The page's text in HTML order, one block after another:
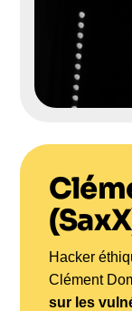
Hacker
Clément
sur les